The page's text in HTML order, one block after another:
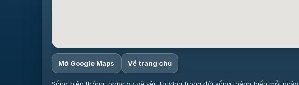
Mở Google Maps Về trang chủ